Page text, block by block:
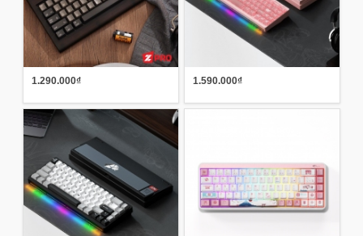
1.290.000₫ 1.590.000₫